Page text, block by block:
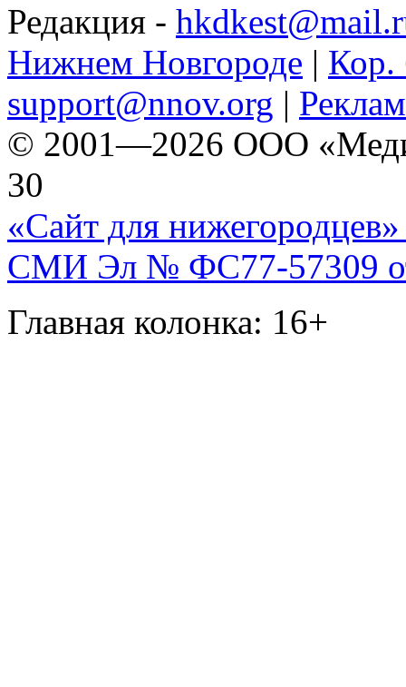
Редакция -
Нижнем Новгороде | Кор.
support@nnov.org |
© 2001—2026 ООО
30
«Сайт для нижегородцев»
СМИ Эл № ФС77-57309
Главная колонка: 16+